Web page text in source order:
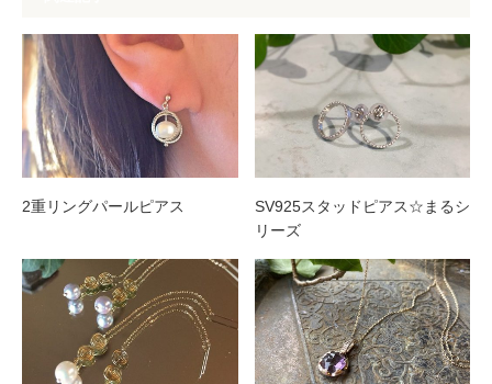
2重リングパールピアス
SV925スタッドピアス☆まるシ
リーズ